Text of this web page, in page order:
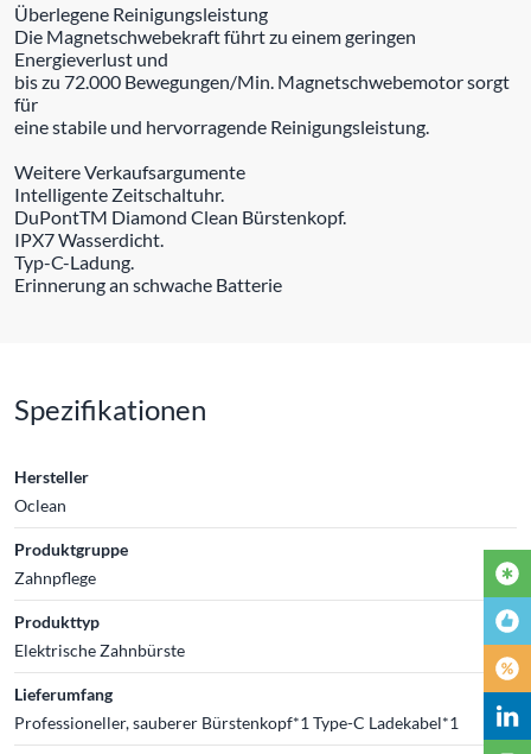
Überlegene Reinigungsleistung
Die Magnetschwebekraft führt zu einem geringen
Energieverlust und
bis zu 72.000 Bewegungen/Min. Magnetschwebemotor sorgt
für
eine stabile und hervorragende Reinigungsleistung.
Weitere Verkaufsargumente
Intelligente Zeitschaltuhr.
DuPontTM Diamond Clean Bürstenkopf.
IPX7 Wasserdicht.
Typ-C-Ladung.
Erinnerung an schwache Batterie
Spezifikationen
Hersteller
Oclean
Produktgruppe
Zahnpflege
Produkttyp
Elektrische Zahnbürste
Lieferumfang
Professioneller, sauberer Bürstenkopf*1 Type-C Ladekabel*1